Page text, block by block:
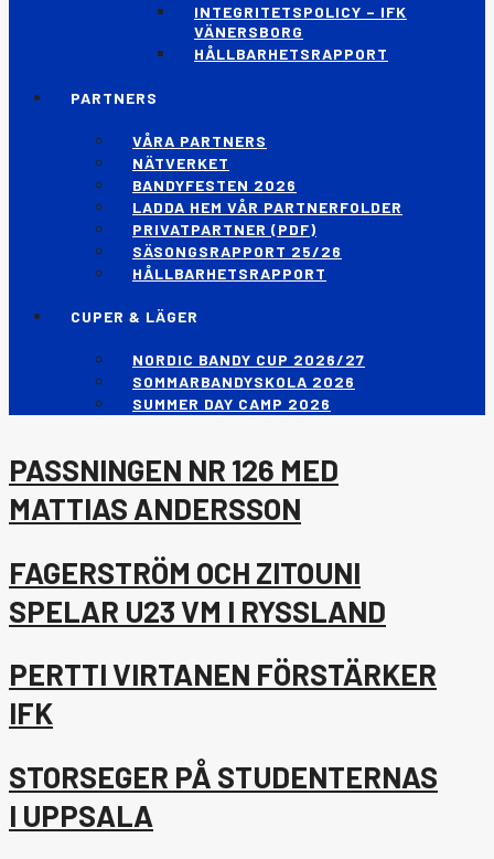
INTEGRITETSPOLICY – IFK
VÄNERSBORG
HÅLLBARHETSRAPPORT
PARTNERS
VÅRA PARTNERS
NÄTVERKET
BANDYFESTEN 2026
LADDA HEM VÅR PARTNERFOLDER
PRIVATPARTNER (PDF)
SÄSONGSRAPPORT 25/26
HÅLLBARHETSRAPPORT
CUPER & LÄGER
NORDIC BANDY CUP 2026/27
SOMMARBANDYSKOLA 2026
SUMMER DAY CAMP 2026
PASSNINGEN NR 126 MED
MATTIAS ANDERSSON
FAGERSTRÖM OCH ZITOUNI
SPELAR U23 VM I RYSSLAND
PERTTI VIRTANEN FÖRSTÄRKER
IFK
STORSEGER PÅ STUDENTERNAS
I UPPSALA